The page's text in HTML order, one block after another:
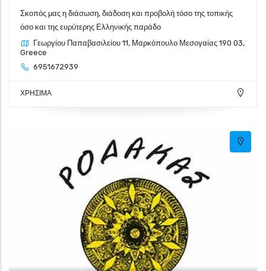
Σκοπός μας η διάσωση, διάδοση και προβολή τόσο της τοπικής
όσο και της ευρύτερης Ελληνικής παράδο
Γεωργίου Παπαβασιλείου 11, Μαρκόπουλο Μεσογαίας 190 03,
Greece
6951672939
ΧΡΗΣΙΜΑ